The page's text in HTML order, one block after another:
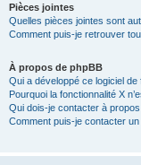
Pièces jointes
Quelles pièces jointes sont
Comment puis-je retrouver
À propos de phpBB
Qui a développé ce logiciel
Pourquoi la fonctionnalité X
Qui dois-je contacter à
Comment puis-je contacter